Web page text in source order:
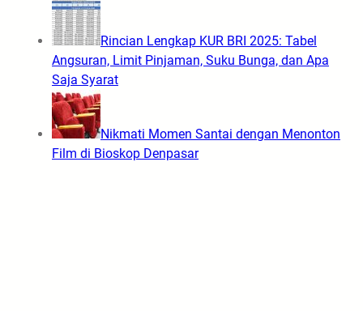
Rincian Lengkap KUR BRI 2025: Tabel
Angsuran, Limit Pinjaman, Suku Bunga, dan Apa
Saja Syarat
Nikmati Momen Santai dengan Menonton
Film di Bioskop Denpasar